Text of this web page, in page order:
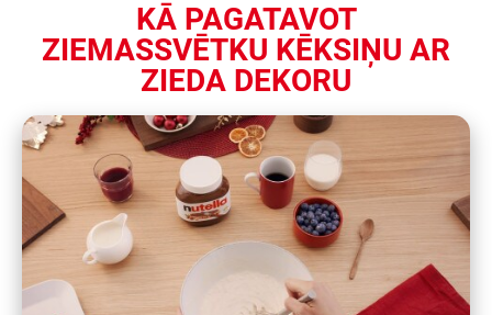
KĀ PAGATAVOT
ZIEMASSVĒTKU KĒKSIŅU AR
ZIEDA DEKORU